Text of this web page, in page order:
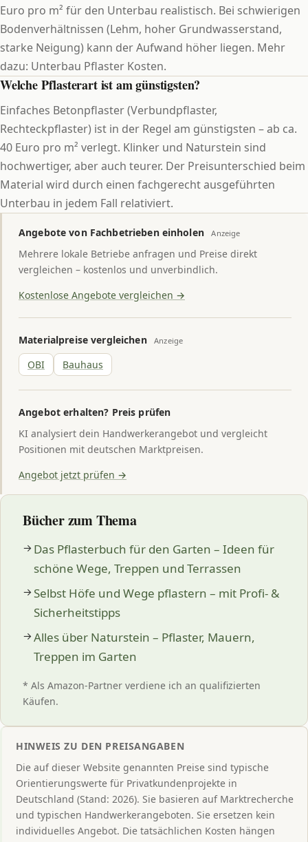
Euro pro m² für den Unterbau realistisch. Bei schwierigen
Bodenverhältnissen (Lehm, hoher Grundwasserstand,
starke Neigung) kann der Aufwand höher liegen. Mehr
dazu: Unterbau Pflaster Kosten.
Welche Pflasterart ist am günstigsten?
Einfaches Betonpflaster (Verbundpflaster,
Rechteckpflaster) ist in der Regel am günstigsten – ab ca.
40 Euro pro m² verlegt. Klinker und Naturstein sind
hochwertiger, aber auch teurer. Der Preisunterschied beim
Material wird durch einen fachgerecht ausgeführten
Unterbau in jedem Fall relativiert.
Angebote von Fachbetrieben einholen Anzeige
Mehrere lokale Betriebe anfragen und Preise direkt
vergleichen – kostenlos und unverbindlich.
Kostenlose Angebote vergleichen →
Materialpreise vergleichen Anzeige
OBI Bauhaus
Angebot erhalten? Preis prüfen
KI analysiert dein Handwerkerangebot und vergleicht
Positionen mit deutschen Marktpreisen.
Angebot jetzt prüfen →
Bücher zum Thema
Das Pflasterbuch für den Garten – Ideen für
schöne Wege, Treppen und Terrassen
Selbst Höfe und Wege pflastern – mit Profi- &
Sicherheitstipps
Alles über Naturstein – Pflaster, Mauern,
Treppen im Garten
* Als Amazon-Partner verdiene ich an qualifizierten
Käufen.
HINWEIS ZU DEN PREISANGABEN
Die auf dieser Website genannten Preise sind typische
Orientierungswerte für Privatkundenprojekte in
Deutschland (Stand: 2026). Sie basieren auf Marktrecherche
und typischen Handwerkerangeboten. Sie ersetzen kein
individuelles Angebot. Die tatsächlichen Kosten hängen